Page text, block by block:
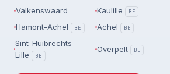
Valkenswaard
Kaulille BE
Hamont-Achel BE Achel BE
Sint-Huibrechts-
Lille
BE
Overpelt BE